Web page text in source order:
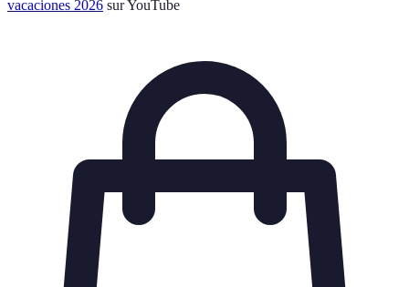
vacaciones 2026 sur YouTube